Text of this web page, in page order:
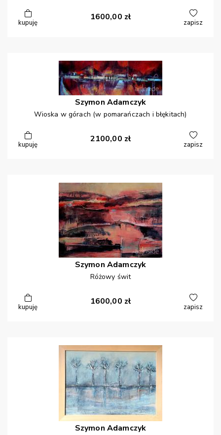
kupuję
1600,00 zł
zapisz
Szymon Adamczyk
Wioska w górach (w pomarańczach i błękitach)
kupuję
2100,00 zł
zapisz
Szymon Adamczyk
Różowy świt
kupuję
1600,00 zł
zapisz
Szymon Adamczyk